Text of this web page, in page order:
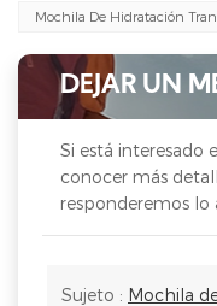
Mochila De Hidratación
DEJAR UN
Si está interesado
conocer más
responderemos lo
Sujeto : Mochila